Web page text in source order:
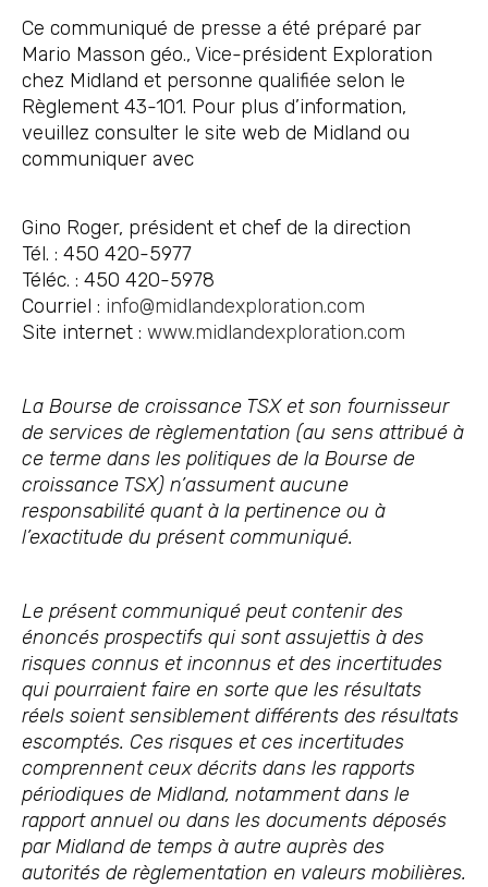
Ce communiqué de presse a été préparé par
Mario Masson géo., Vice-président Exploration
chez Midland et personne qualifiée selon le
Règlement 43-101. Pour plus d’information,
veuillez consulter le site web de Midland ou
communiquer avec
Gino Roger, président et chef de la direction
Tél. : 450 420-5977
Téléc. : 450 420-5978
Courriel : info@midlandexploration.com
Site internet : www.midlandexploration.com
La Bourse de croissance TSX et son fournisseur
de services de règlementation (au sens attribué à
ce terme dans les politiques de la Bourse de
croissance TSX) n’assument aucune
responsabilité quant à la pertinence ou à
l’exactitude du présent communiqué.
Le présent communiqué peut contenir des
énoncés prospectifs qui sont assujettis à des
risques connus et inconnus et des incertitudes
qui pourraient faire en sorte que les résultats
réels soient sensiblement différents des résultats
escomptés. Ces risques et ces incertitudes
comprennent ceux décrits dans les rapports
périodiques de Midland, notamment dans le
rapport annuel ou dans les documents déposés
par Midland de temps à autre auprès des
autorités de règlementation en valeurs mobilières.